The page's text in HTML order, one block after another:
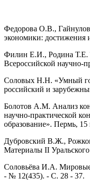
Федорова О.В.,
экономики: достижения
Филин Е.И., Родина Т.Е.
Всероссийской научно-
Соловых Н.Н. «Умный
российский и
Болотов А.М. Анализ
научно-практической
образование». Пермь, 15
Дубровский В.Ж.,
Материалы II
Соловьёва И.А. Мировые
- № 12(435). - С. 28 - 37.